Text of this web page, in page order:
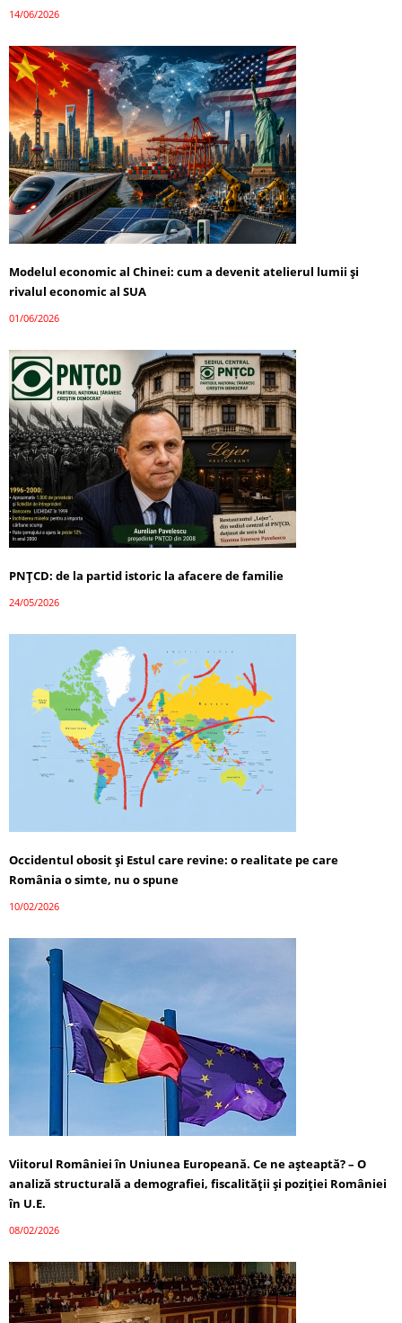
14/06/2026
Modelul economic al Chinei: cum a devenit atelierul lumii și
rivalul economic al SUA
01/06/2026
PNȚCD: de la partid istoric la afacere de familie
24/05/2026
Occidentul obosit și Estul care revine: o realitate pe care
România o simte, nu o spune
10/02/2026
Viitorul României în Uniunea Europeană. Ce ne așteaptă? – O
analiză structurală a demografiei, fiscalității și poziției României
în U.E.
08/02/2026